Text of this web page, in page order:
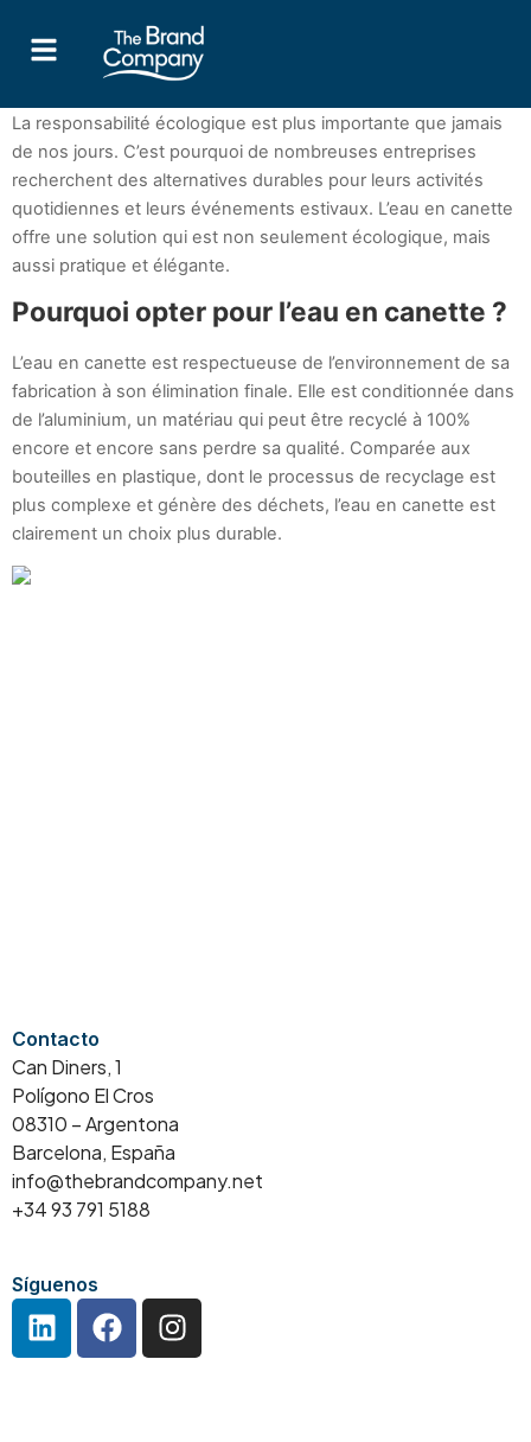
La responsabilité écologique est plus importante que jamais
de nos jours. C’est pourquoi de nombreuses entreprises
recherchent des alternatives durables pour leurs activités
quotidiennes et leurs événements estivaux. L’eau en canette
offre une solution qui est non seulement écologique, mais
aussi pratique et élégante.
Pourquoi opter pour l’eau en canette ?
L’eau en canette est respectueuse de l’environnement de sa
fabrication à son élimination finale. Elle est conditionnée dans
de l’aluminium, un matériau qui peut être recyclé à 100%
encore et encore sans perdre sa qualité. Comparée aux
bouteilles en plastique, dont le processus de recyclage est
plus complexe et génère des déchets, l’eau en canette est
clairement un choix plus durable.
Contacto
Can Diners, 1
Polígono El Cros
08310 – Argentona
Barcelona, España
info@thebrandcompany.net
+34 93 791 5188
Síguenos